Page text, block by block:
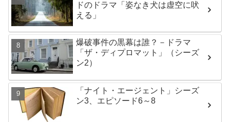
ドのドラマ「姿なき犬は虚空に吠
える」
爆破事件の黒幕は誰？－ドラマ
「ザ・ディプロマット」（シーズ
ン2）
「ナイト・エージェント」シーズ
ン3、エピソード6～8